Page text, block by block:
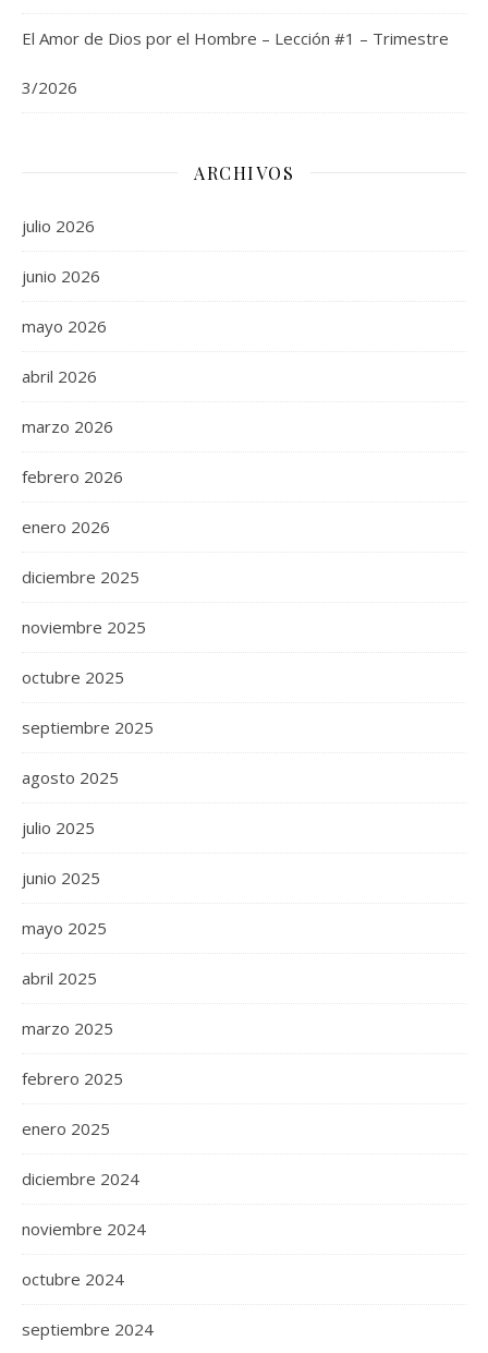
El Amor de Dios por el Hombre – Lección #1 – Trimestre
3/2026
ARCHIVOS
julio 2026
junio 2026
mayo 2026
abril 2026
marzo 2026
febrero 2026
enero 2026
diciembre 2025
noviembre 2025
octubre 2025
septiembre 2025
agosto 2025
julio 2025
junio 2025
mayo 2025
abril 2025
marzo 2025
febrero 2025
enero 2025
diciembre 2024
noviembre 2024
octubre 2024
septiembre 2024